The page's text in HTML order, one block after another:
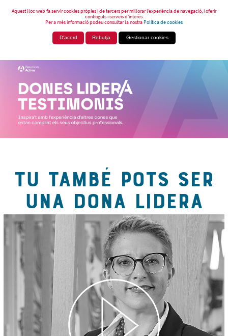
Aquest lloc web fa servir cookies pròpies i de tercers per millorar l’experiència de navegació, i oferir
continguts i serveis d’interès.
Per a més informació podeu consultar la nostraPolítica de cookies
D'acord Rebutja Gestionar cookies
TU TAMBÉ POTS SER
UNA DONA LIDERA